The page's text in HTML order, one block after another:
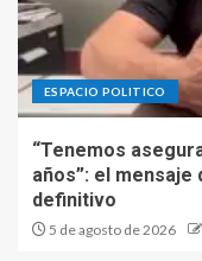
ESPACIO POLITICO
“Tenemos
años”: el
definitivo
5 de agosto de 2026